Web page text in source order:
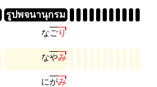
รูปพจนานุกรม
なごり
なやみ
にがみ